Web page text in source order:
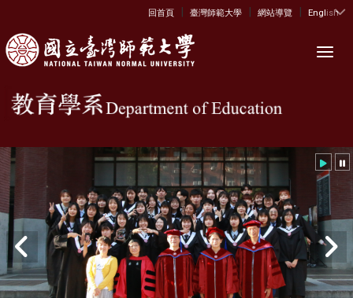
:::
回首頁 | 臺灣師範大學 | 網站導覽 | English